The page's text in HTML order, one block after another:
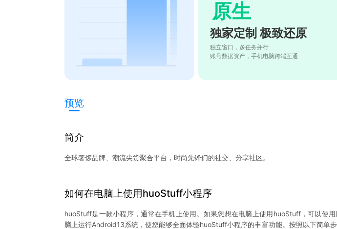
原生
独家定制 极致还原
独立窗口，多任务并行
账号数据资产，手机电脑跨端互通
预览
简介
全球奢侈品牌、潮流尖货聚合平台，时尚先锋们的社交、分享社区。
如何在电脑上使用huoStuff小程序
huoStuff是一款小程序，通常在手机上使用。如果您想在电脑上使用huoStuff，可以使
脑上运行Android13系统，使您能够全面体验huoStuff小程序的丰富功能。按照以下简单